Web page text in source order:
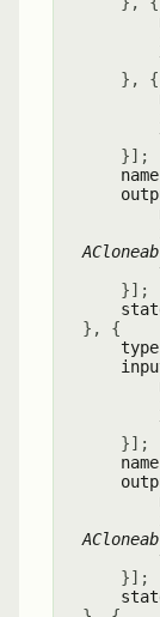
} , {
}] ;
name
}] ;
} , {
type
}] ;
name
}] ;